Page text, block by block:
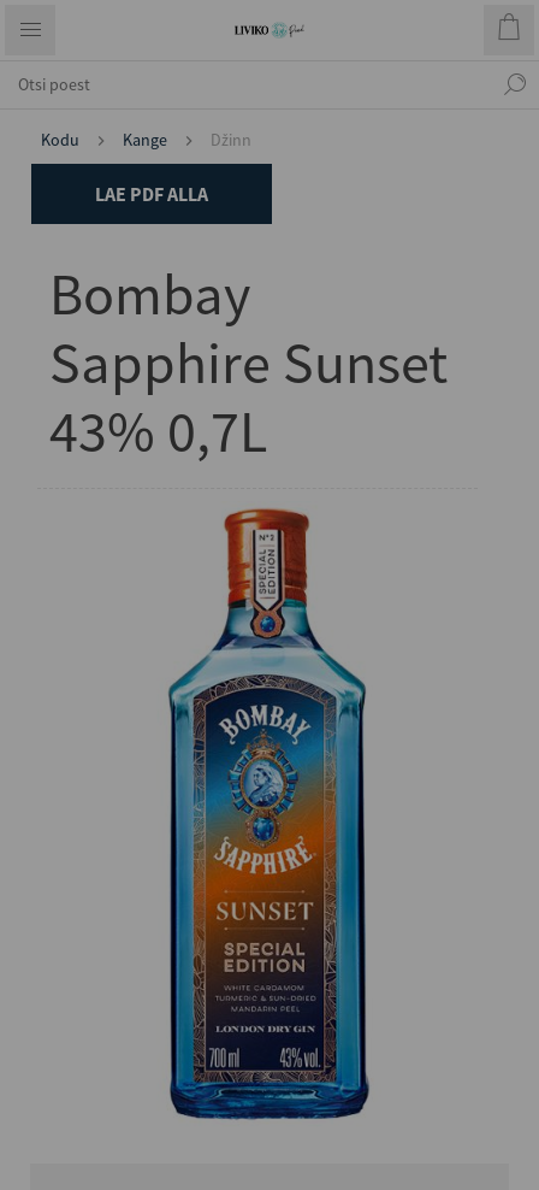
Kodu Kange Džinn
LAE PDF ALLA
Bombay
Sapphire Sunset
43% 0,7L